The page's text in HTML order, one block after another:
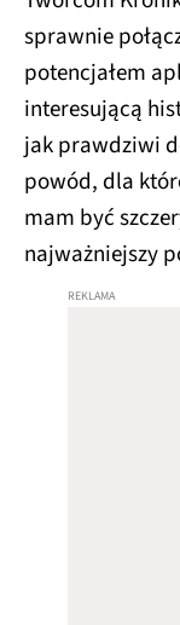
sprawnie
potencjałem
interesującą
jak prawdziwi
powód, dla
mam być
najważniejszy